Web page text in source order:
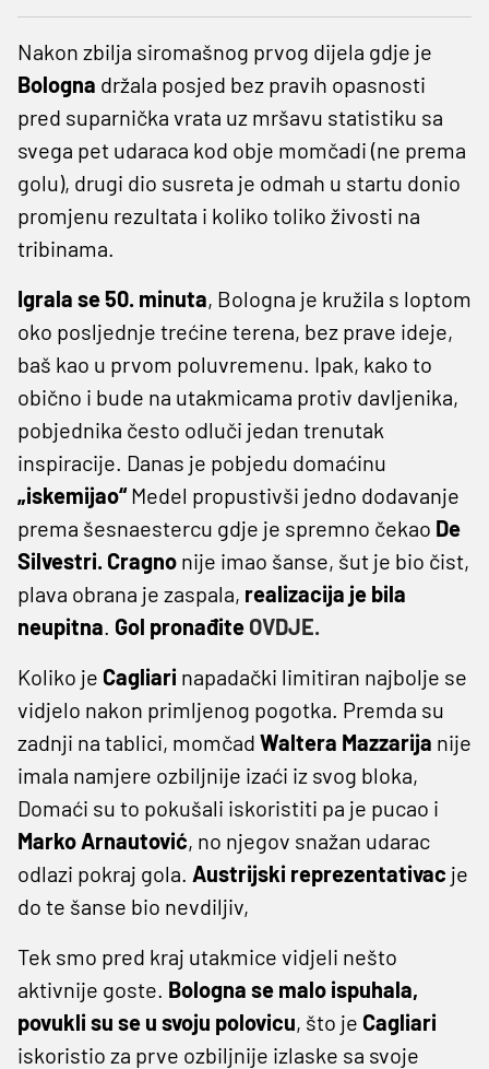
Nakon zbilja siromašnog prvog dijela gdje je
Bologna držala posjed bez pravih opasnosti
pred suparnička vrata uz mršavu statistiku sa
svega pet udaraca kod obje momčadi (ne prema
golu), drugi dio susreta je odmah u startu donio
promjenu rezultata i koliko toliko živosti na
tribinama.
Igrala se 50. minuta, Bologna je kružila s loptom
oko posljednje trećine terena, bez prave ideje,
baš kao u prvom poluvremenu. Ipak, kako to
obično i bude na utakmicama protiv davljenika,
pobjednika često odluči jedan trenutak
inspiracije. Danas je pobjedu domaćinu
„iskemijao“Medel propustivši jedno dodavanje
prema šesnaestercu gdje je spremno čekao De
Silvestri. Cragno nije imao šanse, šut je bio čist,
plava obrana je zaspala, realizacija je bila
neupitna Gol pronađite OVDJE.
Koliko je Cagliari napadački limitiran najbolje se
vidjelo nakon primljenog pogotka. Premda su
zadnji na tablici, momčad Waltera Mazzarija nije
imala namjere ozbiljnije izaći iz svog bloka,
Domaći su to pokušali iskoristiti pa je pucao i
Marko Arnautović, no njegov snažan udarac
odlazi pokraj gola. Austrijski reprezentativac je
do te šanse bio nevdiljiv,
Tek smo pred kraj utakmice vidjeli nešto
aktivnije goste. Bologna se malo ispuhala,
povukli su se u svoju polovicu, što je Cagliari
iskoristio za prve ozbiljnije izlaske sa svoje